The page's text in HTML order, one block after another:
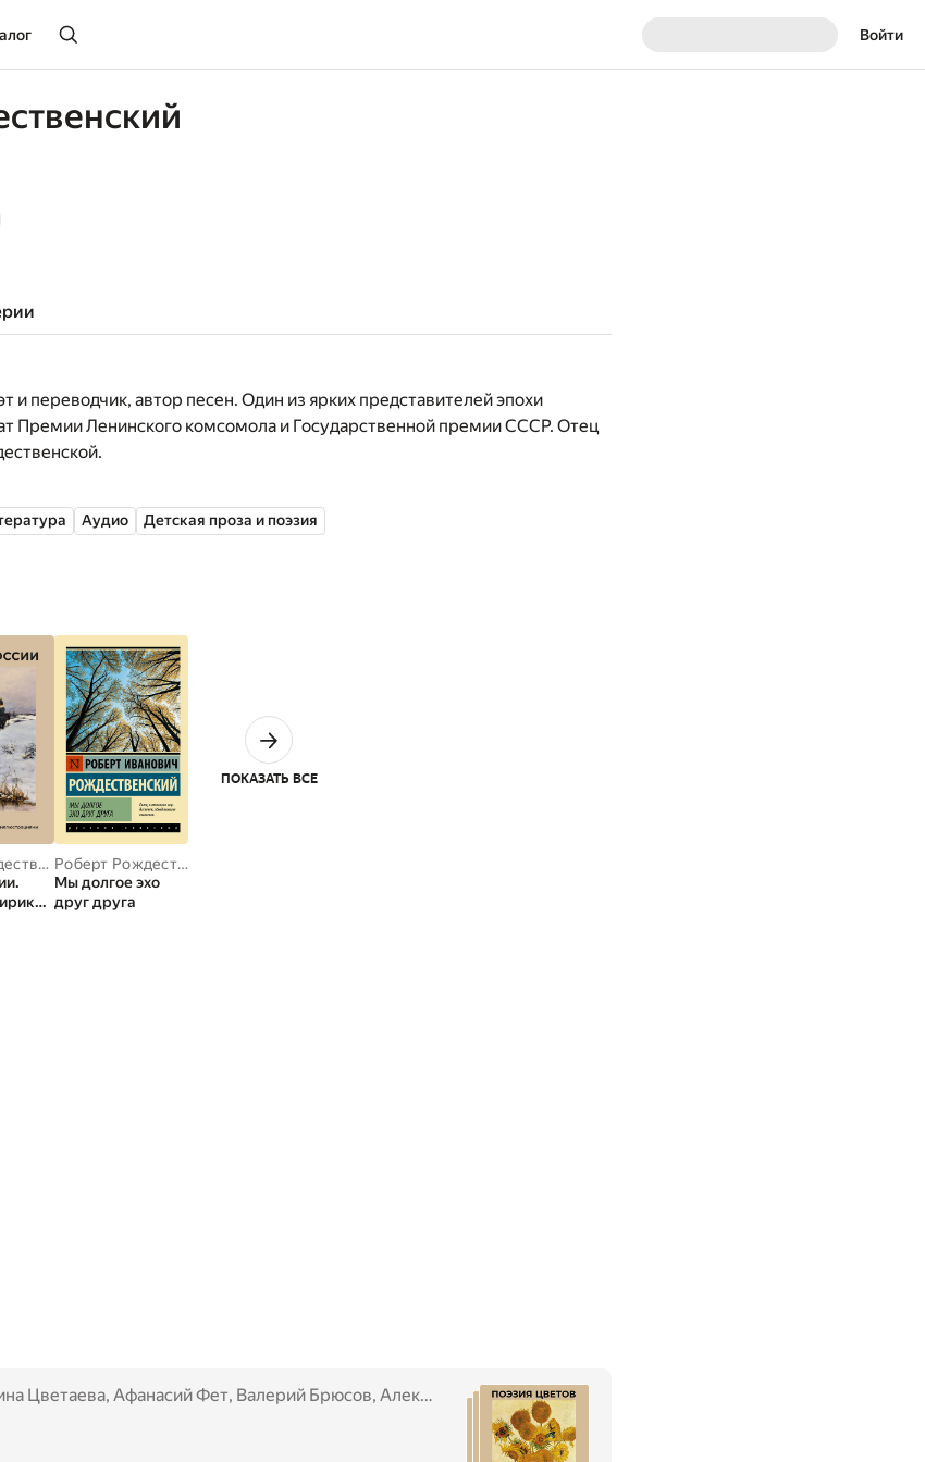
Войти
и переводчик, автор песен. Один из ярких представителей эпохи
Премии Ленинского комсомола и Государственной премии СССР. Отец
Аудио Детская проза и поэзия
Роберт Рождественский ,Валерий Брюсов
с
Роберт Рождественский
Мы долгое эхо
друг друга
ПОКАЗАТЬ ВСЕ
Цветаева, Афанасий Фет, Валерий Брюсов, Александр Блок ,Иван Бунин